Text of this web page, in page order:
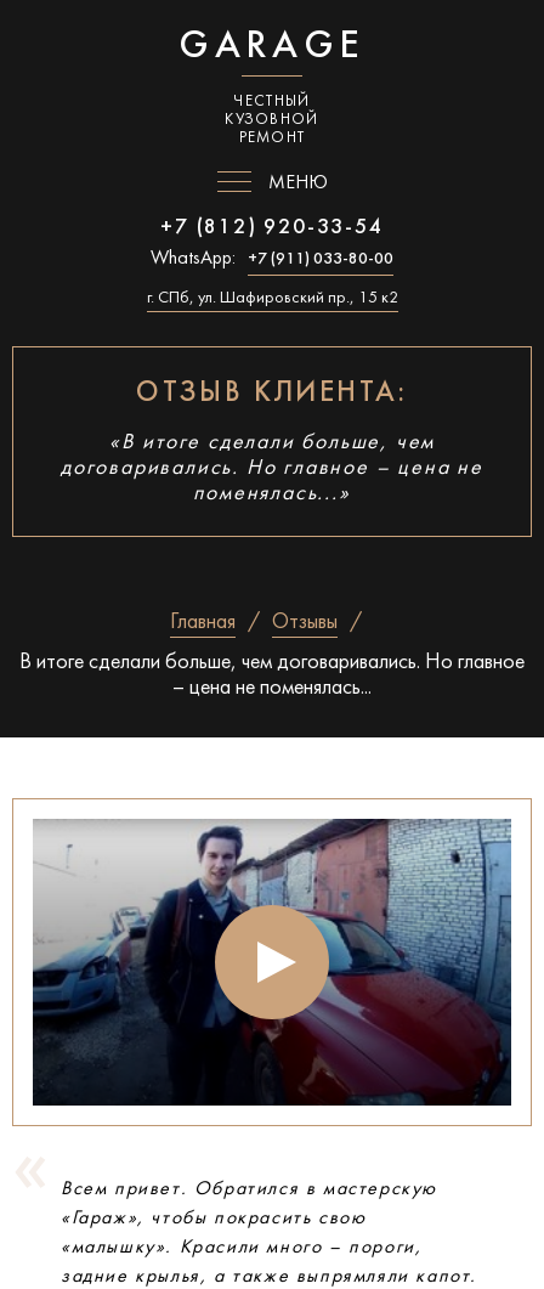
GARAGE
ЧЕСТНЫЙ
КУЗОВНОЙ
РЕМОНТ
МЕНЮ
+7 (812) 920-33-54
WhatsApp: +7 (911) 033-80-00
г. СПб, ул. Шафировский пр., 15 к2
ОТЗЫВ КЛИЕНТА:
«В итоге сделали больше, чем
договаривались. Но главное – цена не
поменялась...»
Главная
Отзывы
В итоге сделали больше, чем договаривались. Но главное
– цена не поменялась...
Всем привет. Обратился в мастерскую
«Гараж», чтобы покрасить свою
«малышку». Красили много – пороги,
задние крылья, а также выпрямляли капот.